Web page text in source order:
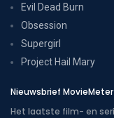
Evil Dead Burn
Obsession
Supergirl
Project Hail Mary
Nieuwsbrief MovieMeter
Het laatste film- en